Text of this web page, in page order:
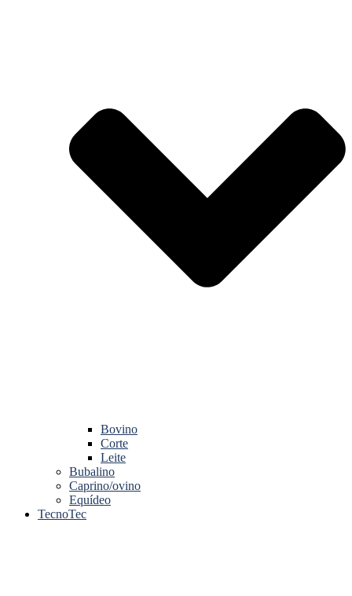
Bovino
Corte
Leite
Bubalino
Caprino/ovino
Equídeo
TecnoTec